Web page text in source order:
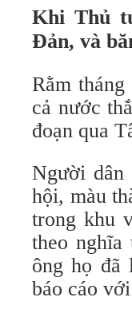
Khi Thủ
Đản, và
Rằm
cả nước
đoạn qua
Người
hội, màu
trong khu
theo
ông họ đã
báo cáo